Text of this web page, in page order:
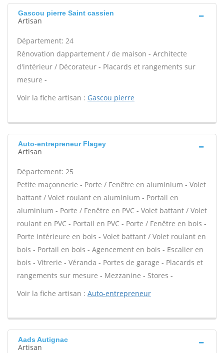
Gascou pierre Saint cassien
Artisan
Département: 24
Rénovation dappartement / de maison - Architecte
d'intérieur / Décorateur - Placards et rangements sur
mesure -
Voir la fiche artisan : Gascou pierre
Auto-entrepreneur Flagey
Artisan
Département: 25
Petite maçonnerie - Porte / Fenêtre en aluminium - Volet
battant / Volet roulant en aluminium - Portail en
aluminium - Porte / Fenêtre en PVC - Volet battant / Volet
roulant en PVC - Portail en PVC - Porte / Fenêtre en bois -
Porte intérieure en bois - Volet battant / Volet roulant en
bois - Portail en bois - Agencement en bois - Escalier en
bois - Vitrerie - Véranda - Portes de garage - Placards et
rangements sur mesure - Mezzanine - Stores -
Voir la fiche artisan : Auto-entrepreneur
Aads Autignac
Artisan